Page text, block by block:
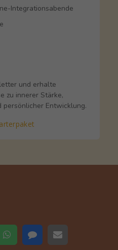
Integrationsabende
und erhalte
zu innerer Stärke,
persönlicher Entwicklung.